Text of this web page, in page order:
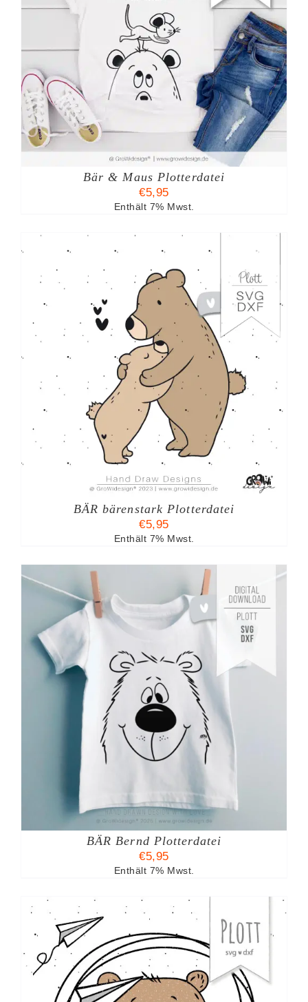
Bär & Maus Plotterdatei
€5,95
Enthält 7% Mwst.
BÄR bärenstark Plotterdatei
€5,95
Enthält 7% Mwst.
BÄR Bernd Plotterdatei
€5,95
Enthält 7% Mwst.